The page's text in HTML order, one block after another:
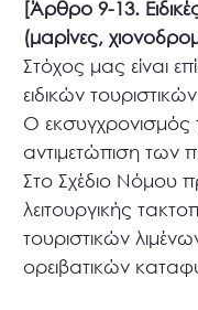
[Άρθρο 9-13.
(μαρίνες,
Στόχος μας είναι
ειδικών
Ο εκσυγχρονισμός
αντιμετώπιση
Στο Σχέδιο Νόμου
λειτουργικής
τουριστικών
ορειβατικών